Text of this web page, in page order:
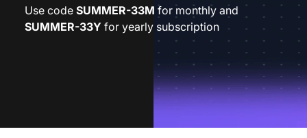
Use code SUMMER-33M for monthly and
SUMMER-33Y for yearly subscription